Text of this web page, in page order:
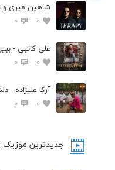
شاهین میری و
0
0
علی کاتبی -
0
0
آرکا علیزاده
0
0
جدیدترین موزیک